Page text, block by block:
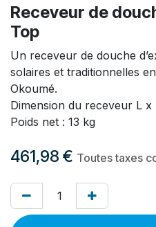
Receveur de
Top
Un receveur de douche
solaires et traditionnelles
Okoumé.
Dimension du receveur L
Poids net : 13 kg
461,98 € Toutes taxes